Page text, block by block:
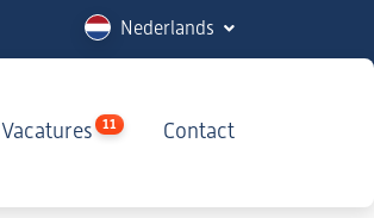
Nederlands
Vacatures 11 Contact